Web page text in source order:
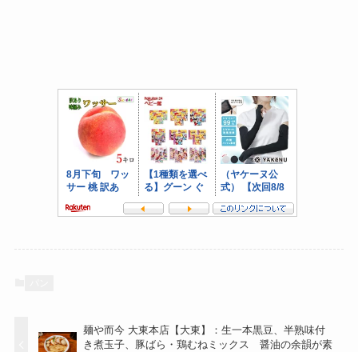
麺や而今 大東本店【大東】：生一本黒豆、半熟味付
き煮玉子、豚ばら・鶏むねミックス 醤油の余韻が素